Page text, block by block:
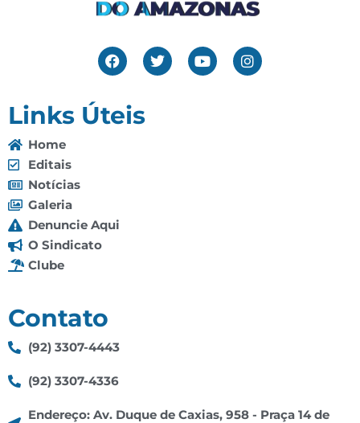
Links Úteis
Home
Editais
Notícias
Galeria
Denuncie Aqui
O Sindicato
Clube
Contato
(92) 3307-4443
(92) 3307-4336
Endereço: Av. Duque de Caxias, 958 - Praça 14 de